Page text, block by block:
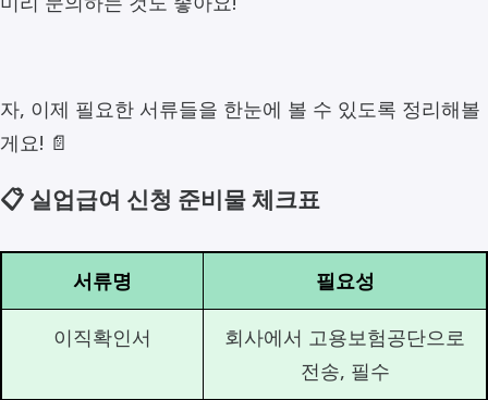
자, 이제 필요한 서류들을 한눈에 볼 수 있도록 정리해볼
게요! 📄
📋 실업급여 신청 준비물 체크표
서류명 필요성
이직확인서
회사에서 고용보험공단으로
전송, 필수